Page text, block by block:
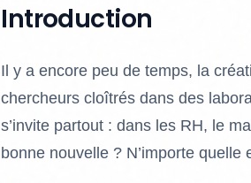
Introduction
Il y a encore peu de temps, la
chercheurs cloîtrés dans des
s’invite partout : dans les RH, le
bonne nouvelle ? N’importe quelle